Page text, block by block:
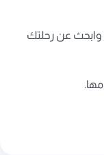
وابحث عن رحلتك